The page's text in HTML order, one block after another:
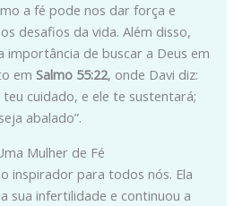
a fé pode nos dar força e
desafios da vida. Além disso,
importância de buscar a Deus em
emSalmo 55:22, onde Davi diz:
cuidado, e ele te sustentará;
abalado”.
Mulher de Fé
inspirador para todos nós. Ela
sua infertilidade e continuou a